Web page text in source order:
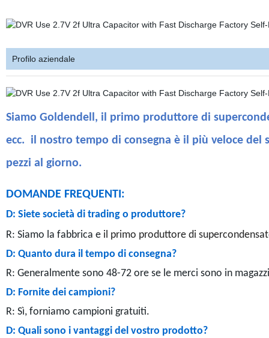
Profilo aziendale
Siamo Goldendell, il primo produttore di
ecc. il nostro tempo di consegna è il più veloce del
pezzi al giorno.
DOMANDE FREQUENTI:
D: Siete società di trading o produttore?
R: Siamo la fabbrica eil primo produttore di
D: Quanto dura il tempo di consegna?
R: Generalmente sono 48-72 ore se le merci sono in
D: Fornite dei campioni?
R: Sì, forniamo campioni gratuiti.
D: Quali sono i vantaggi del vostro prodotto?